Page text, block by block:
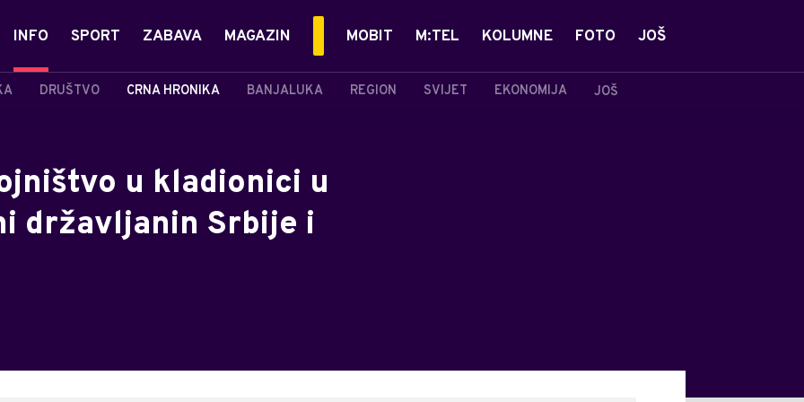
INFO
DRUŠTVO CRNA HRONIKA BANJALUKA REGION SVIJET EKONOMIJA JOŠ
SPORT ZABAVA MAGAZIN MOBIT M:TEL KOLUMNE FOTO JOŠ
u kladionici u
državljanin Srbije i